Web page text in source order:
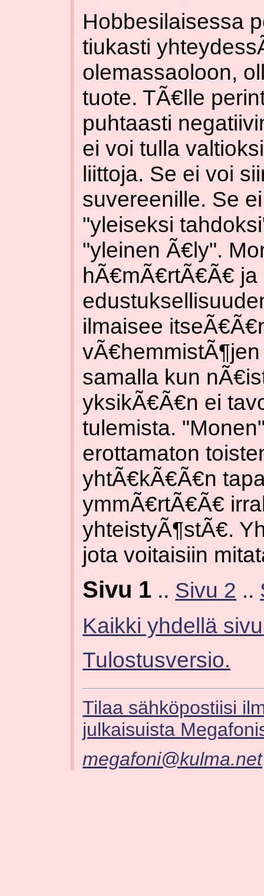
Hobbesilaisessa
tiukasti
olemassaoloon,
tuote. TÃ€lle
puhtaasti
ei voi tulla
liittoja. Se ei voi
suvereenille. Se
"yleiseksi
"yleinen Ã€ly".
hÃ€mÃ€rtÃ€Ã€
ilmaisee
samalla kun
yksikÃ€Ã€n ei
tulemista.
erottamaton
yhtÃ€kÃ€Ã€n
ymmÃ€rtÃ€Ã€
yhteistyÃ¶stÃ€.
jota voitaisiin
Sivu 1 .. Sivu 2 ..
Kaikki yhdellä
Tulostusversio.
Tilaa sähköpostiisi
julkaisuista
megafoni@kulma.net